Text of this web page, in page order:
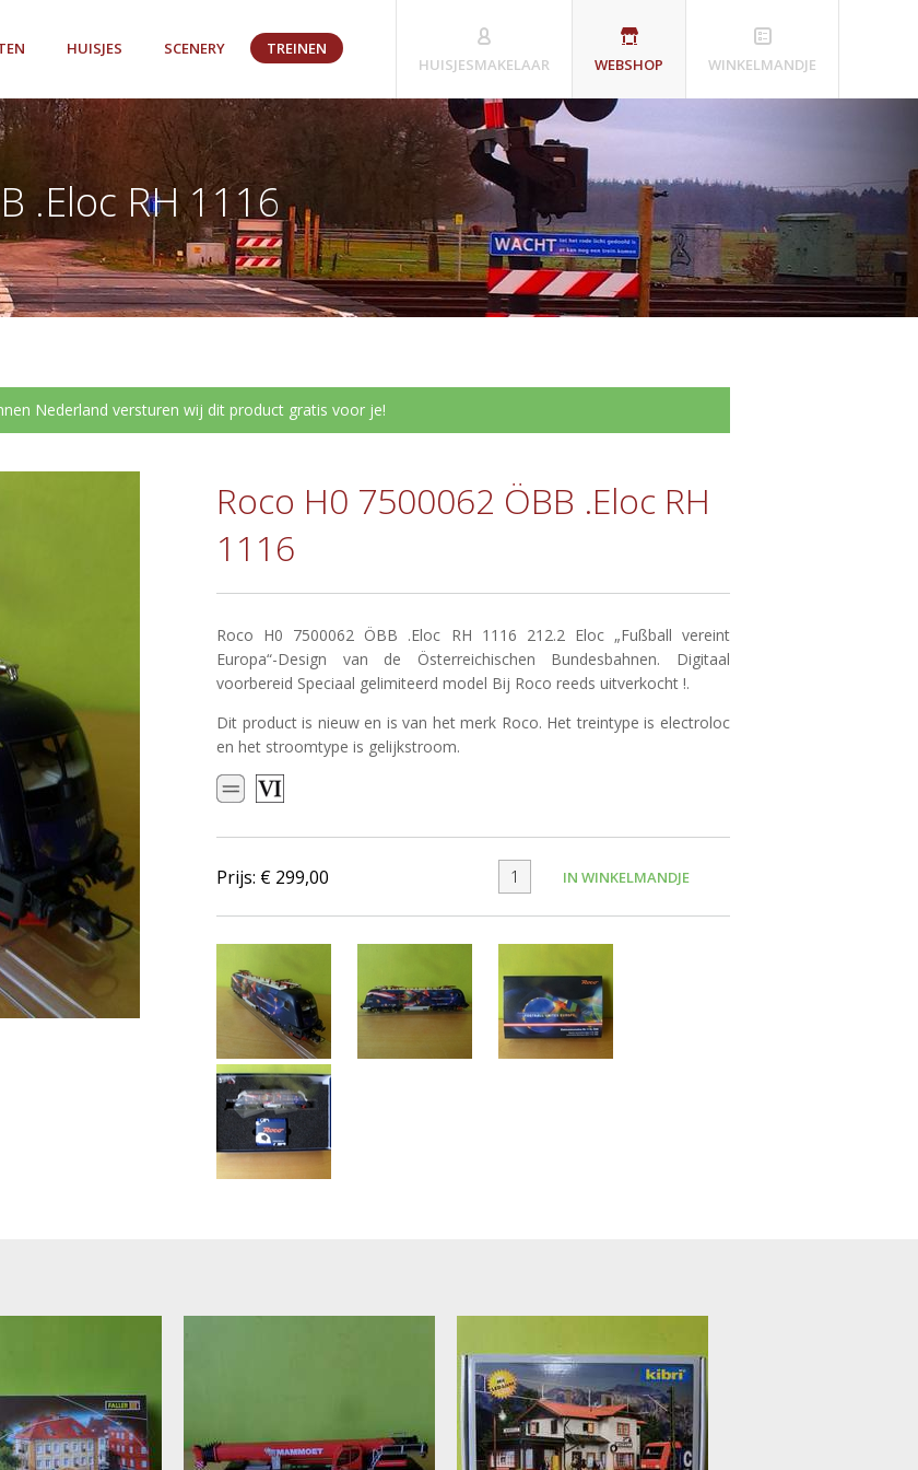
HUISJES SCENERY
TREINEN
HUISJESMAKELAAR
WEBSHOP WINKELMANDJE
.Eloc RH 1116
Nederland versturen wij dit product gratis voor je!
Roco H0 7500062 ÖBB .Eloc RH
1116
Roco H0 7500062 ÖBB .Eloc RH 1116 212.2 Eloc „Fußball vereint
Europa“-Design van de Österreichischen Bundesbahnen. Digitaal
voorbereid Speciaal gelimiteerd model Bij Roco reeds uitverkocht !.
Dit product is nieuw en is van het merk Roco. Het treintype is electroloc
en het stroomtype is gelijkstroom.
Prijs: € 299,00 IN WINKELMANDJE